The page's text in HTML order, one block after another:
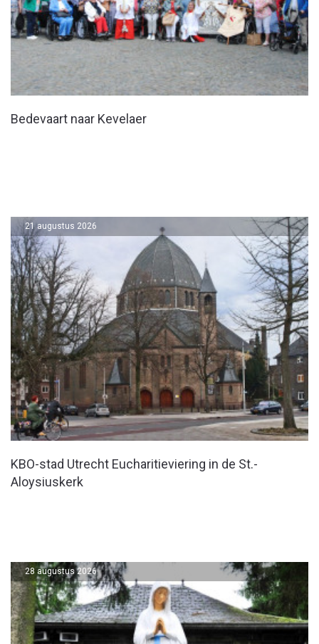
Bedevaart naar Kevelaer
KBO-stad Utrecht Eucharitieviering in de St.-
Aloysiuskerk
21 augustus 2026
28 augustus 2026